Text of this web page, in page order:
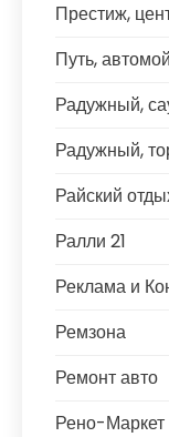
Престиж,
Путь,
Радужный,
Радужный,
Райский
Ралли 21
Реклама и
Ремзона
Ремонт авто
Рено-Маркет